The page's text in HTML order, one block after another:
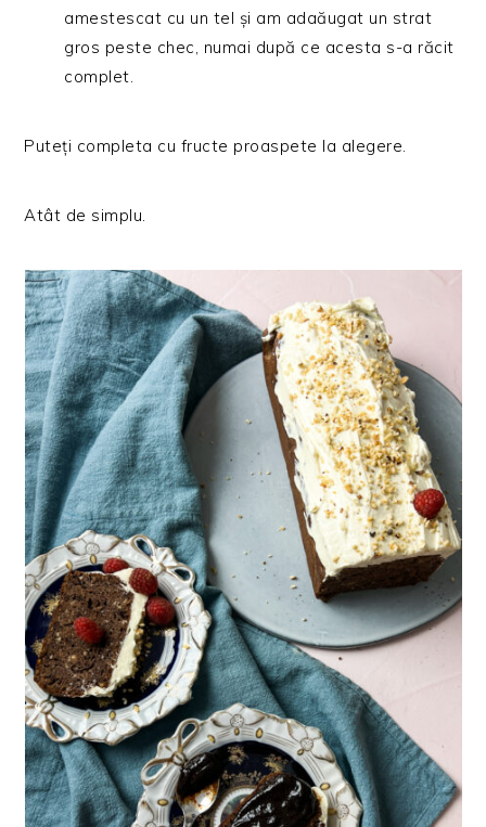
amestescat cu un tel și am adaăugat un strat
gros peste chec, numai după ce acesta s-a răcit
complet.
Puteți completa cu fructe proaspete la alegere.
Atât de simplu.